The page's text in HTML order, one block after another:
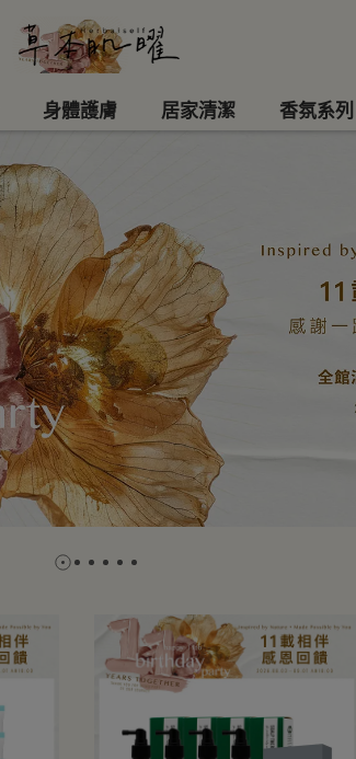
身體護膚 居家清潔 香氛系列